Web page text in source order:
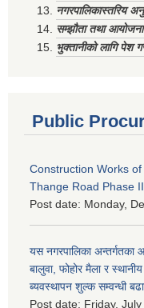
नगरपालिकास्तरिय
सम्झौता तथा
भुक्तानीको लागि पेश
Public
Construction Works
Thange Road Phase II
Post date: Monday,
यस नगरपालिका
बालुवा, फोहोर मैला र
ब्यवस्थापन शुल्क सम्वन्धी
Post date: Friday,